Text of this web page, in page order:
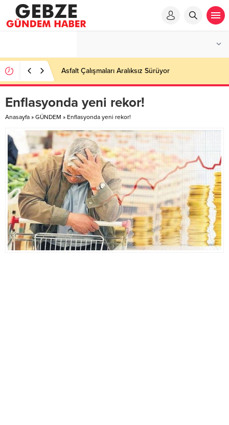
Asfalt Çalışmaları Aralıksız Sürüyor
Enflasyonda yeni rekor!
Anasayfa » GÜNDEM » Enflasyonda yeni rekor!